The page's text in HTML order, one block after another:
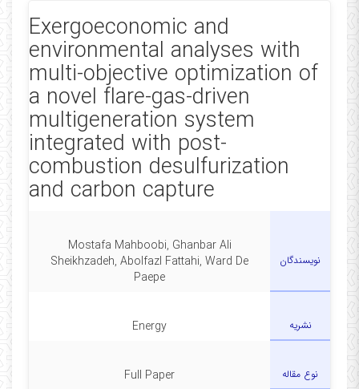
تعیین زمان با آدرس ایمیل بنده تماس بگیرید. جلسات
حضوری با دانشجویان با هماهنگی قبلی در تمام
روزهای هفته امکان پذیر است.
Exergoeconomic and
environmental analyses with
multi-objective optimization of
a novel flare-gas-driven
multigeneration system
integrated with post-
combustion desulfurization
and carbon capture
نویسندگان
Mostafa Mahboobi, Ghanbar Ali
Sheikhzadeh, Abolfazl Fattahi, Ward De
Paepe
نشریه Energy
نوع مقاله Full Paper